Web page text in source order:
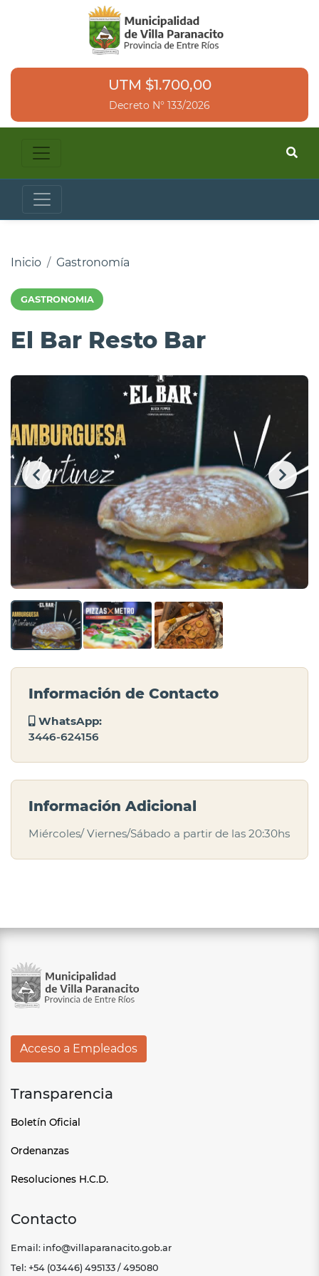
UTM $1.700,00
Decreto N° 133/2026
Inicio Gastronomía
GASTRONOMIA
El Bar Resto Bar
Información de Contacto
WhatsApp:
3446-624156
Información Adicional
Miércoles/ Viernes/Sábado a partir de las 20:30hs
Acceso a Empleados
Transparencia
Boletín Oficial
Ordenanzas
Resoluciones H.C.D.
Contacto
Email: info@villaparanacito.gob.ar
Tel: +54 (03446) 495133 / 495080